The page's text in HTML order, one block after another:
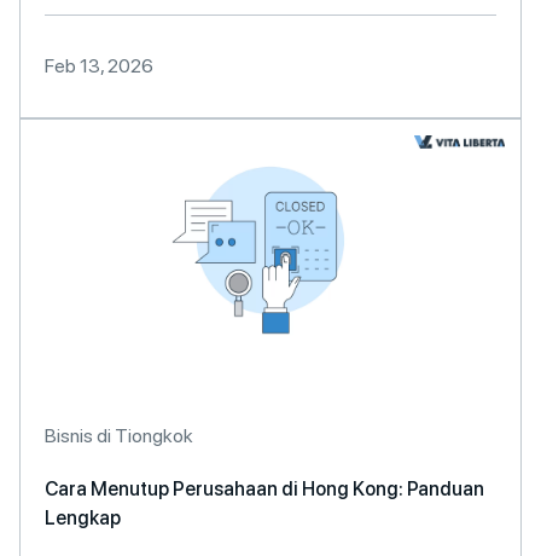
Feb 13, 2026
Bisnis di Tiongkok
Cara Menutup Perusahaan di Hong Kong: Panduan
Lengkap